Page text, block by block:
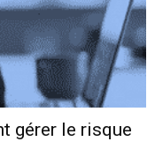
gérer le risque